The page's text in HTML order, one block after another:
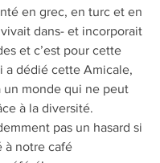
en grec, en turc et en
dans- et incorporait
et c’est pour cette
a dédié cette Amicale,
un monde qui ne peut
à la diversité.
pas un hasard si
à notre café